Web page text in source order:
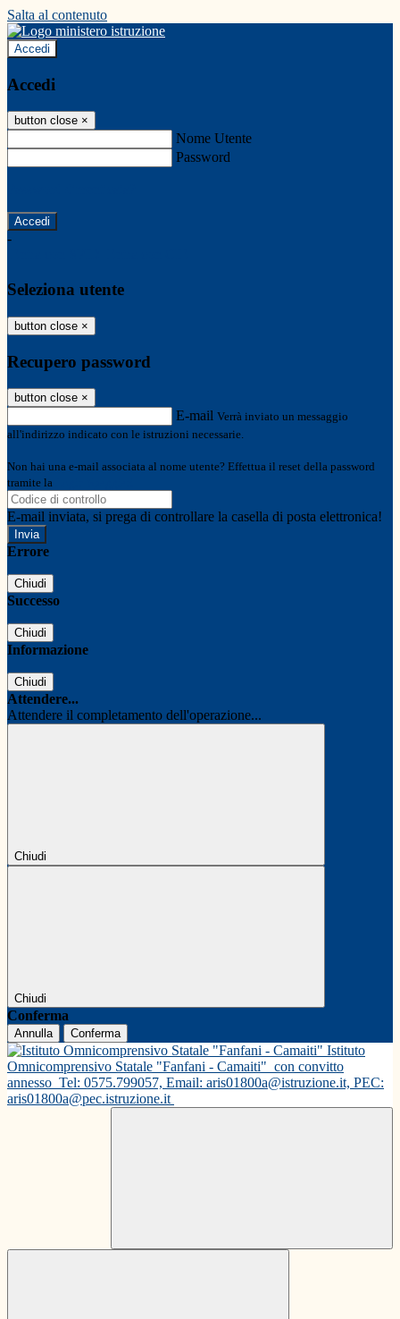
Salta al contenuto
Accedi
Accedi
button close ×
Nome Utente
Password
-
Seleziona utente
button close ×
Recupero password
button close ×
E-mail Verrà inviato un messaggio
all'indirizzo indicato con le istruzioni necessarie.
Non hai una e-mail associata al nome utente? Effettua il reset della password
tramite la
E-mail inviata, si prega di controllare la casella di posta elettronica!
Errore
Chiudi
Successo
Chiudi
Informazione
Chiudi
Attendere...
Attendere il completamento dell'operazione...
Chiudi
Chiudi
Conferma
Annulla Conferma
Istituto
Omnicomprensivo Statale "Fanfani - Camaiti" con convitto
annesso Tel: 0575.799057, Email: aris01800a@istruzione.it, PEC:
aris01800a@pec.istruzione.it